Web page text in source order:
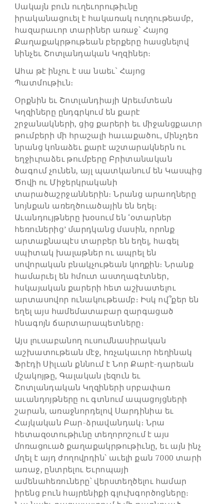
Սակայն բուն ուղեւորութիւնը
իրականացուել է հակառակ ուղղութեամբ,
հազարաւոր տարիներ առաջ՝ Հայոց
Քաղաքակրթութեան բերքերը հասցնելով
նինչեւ Շոտլանդական Կղզիներ։
Ահա թէ ինչու է սա նաեւ՝ Հայոց
Պատմութիւն։
Օրքնին եւ Շոտլանդիայի Արեւմտեան
Կղզիները ընդգրկում են քարէ
շրջանակների, ցից քարերի եւ միջանցքաւոր
թումբերի մի հրաշալի հաւաքածու, մինչդեռ
նրանց կոնաձեւ քարէ աշտարակներն ու
եղջիւրաձեւ թումբերը Բրիտանական
ծագում չունեն, այլ պատկանում են Կասպից
Ծովի ու Միջերկրականի
տարածաշրջաններին։ Նրանց արաողները
նոյնքան առեղծուածային են եղել։
Աւանդույթները խօսում են ‘օտարներ
հեռուներից’ մարդկանց մասին, որոնք
արտաքնապէս տարբեր են եղել, հագել
սպիտակ խալաթներ ու ապրել են
սովորական բնակչութեան կողքին։ Նրանք
համարւել են հմուտ աստղագէտներ,
հսկայական քարերի հետ աշխատելու
արտասովոր ունակութեամբ։ Իսկ ով՞քեր են
եղել այս համեմատաբար զարգացած
հնագոյն ճարտարապետները։
Այս լուսաբանող ուսումնասիրական
աշխատութեան մէջ, հռչակաւոր հեղինակ
Ֆրէդի Սիլւան քննում է Նոր Քարէ-դարեան
մշակոյթը, Գալական լեզուն եւ
Շոտլանդական Կղզիների սրբափառ
աւանդոյթները ու գտնում ապացոյցների
շարան, առաջնորդելով Սարդինիա եւ
Հայկական Բար-ձրավանդակ։ Նրա
հետազօտութիւնը տեղորոշում է այս
մոռացուած քաղաքակրթութիւնը, եւ այն ինչ
մղել է այդ ժողովրդին՝ աւելի քան 7000 տարի
առաջ, ընտրելու Եւրոպայի
ամենահեռուները՝ վերստեղծելու համար
իրենց բուն հայրենիքի գլուխգործոցները։